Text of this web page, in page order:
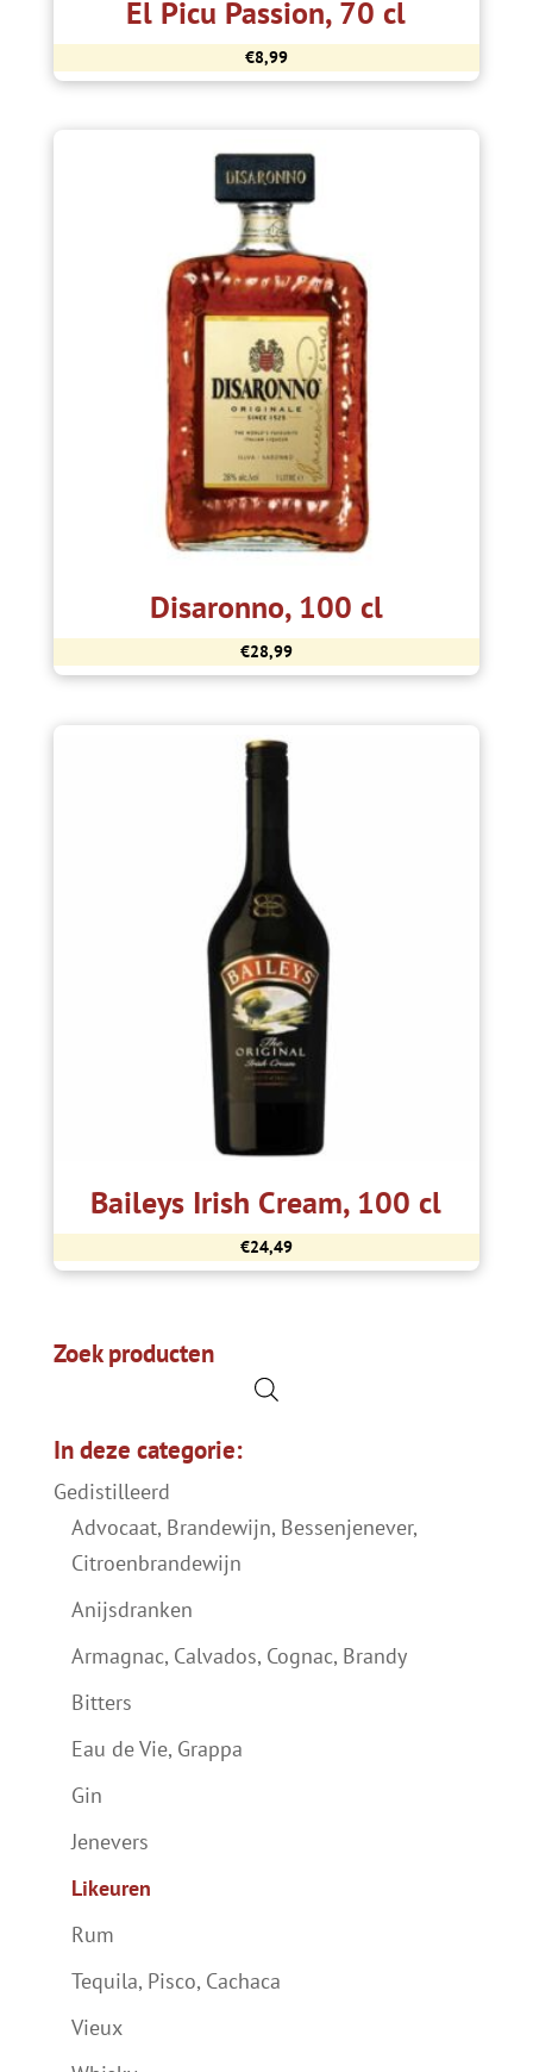
El Picu Passion, 70 cl
€8,99
Disaronno, 100 cl
€28,99
Baileys Irish Cream, 100 cl
€24,49
Zoek producten
In deze categorie:
Gedistilleerd
Advocaat, Brandewijn, Bessenjenever,
Citroenbrandewijn
Anijsdranken
Armagnac, Calvados, Cognac, Brandy
Bitters
Eau de Vie, Grappa
Gin
Jenevers
Likeuren
Rum
Tequila, Pisco, Cachaca
Vieux